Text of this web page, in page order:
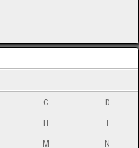
C
D
H
I
M
N